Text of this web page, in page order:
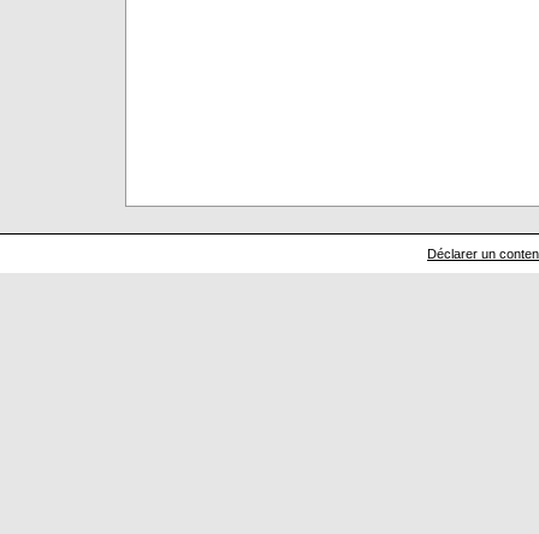
Déclarer un